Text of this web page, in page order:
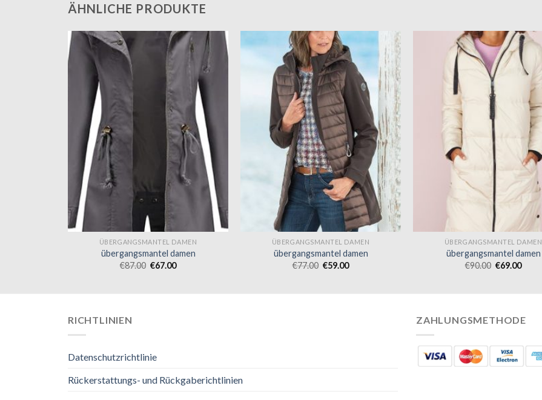
ÄHNLICHE PRODUKTE
ÜBERGANGSMANTEL DAMEN
übergangsmantel damen
€87.00 €67.00
ÜBERGANGSMANTEL DAMEN
übergangsmantel damen
€77.00 €59.00
ÜBERGANGSMANTEL DAMEN
übergangsmantel damen
€90.00 €69.00
RICHTLINIEN
Datenschutzrichtlinie
Rückerstattungs- und Rückgaberichtlinien
ZAHLUNGSMETHODE